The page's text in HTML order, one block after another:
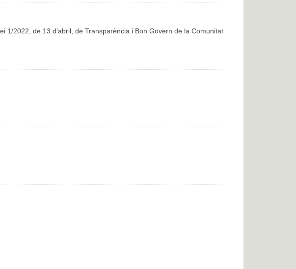
1/2022, de 13 d'abril, de Transparència i Bon Govern de la Comunitat